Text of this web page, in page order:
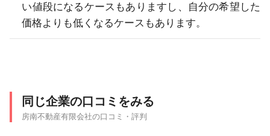
い値段になるケースもありますし、自分の希望した
価格よりも低くなるケースもあります。
同じ企業の口コミをみる
房南不動産有限会社の口コミ・評判